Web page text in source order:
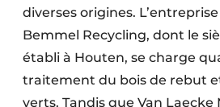
Sécurité incendie
Software
Techniques ferroviaires
diverses origines.
Bemmel Recycling, dont le
établi à Houten, se charge
traitement du bois de rebut
verts. Tandis que Van Laecke